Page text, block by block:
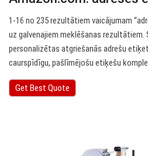
1-16 no 235 rezultātiem vaicājumam
uz galvenajiem meklēšanas rezultātiem.
personalizētas atgriešanās adrešu
caurspīdīgu, pašlīmējošu etiķešu
Get Best Quote